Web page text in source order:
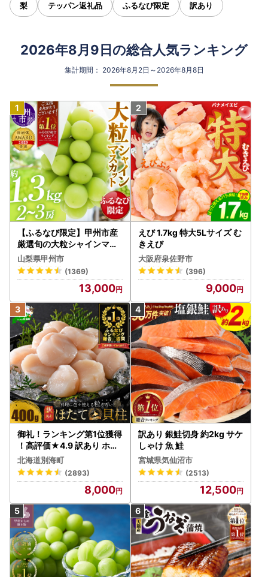
梨 テッパン返礼品 ふるなび限定 訳あり
2026年8月9日の総合人気ランキング
集計期間： 2026年8月2日～2026年8月8日
【ふるなび限定】甲州市産
厳選旬の大粒シャインマス
カット 約1.3kg 2～3房【2
026年発送】（MG）B12-
472 FN-Limited-VO シャ
インマスカット フルーツ
山梨県甲州市
(1369)
13,000
えび 1.7kg 特大5Lサイズ む
きえび
大阪府泉佐野市
(396)
9,000
御礼！ランキング第1位獲得
！高評価★4.9 訳あり ホタ
テ 400g（ほたて 帆立 貝柱
冷凍 ）
北海道別海町
(2893)
8,000
訳あり 銀鮭切身 約2kg サケ
しゃけ 魚 鮭
宮城県気仙沼市
(2513)
12,500